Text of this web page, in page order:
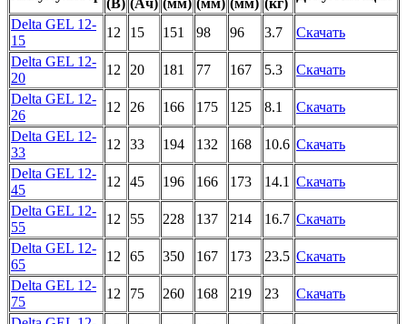
(В) (Ач) (мм) (мм) (мм) (кг)
Delta GEL 12-
15
12 15 151 98 96 3.7
Скачать
Delta GEL 12-
20
12 20 181 77 167 5.3
Скачать
Delta GEL 12-
26
12 26 166 175 125 8.1
Скачать
Delta GEL 12-
33
12 33 194 132 168 10.6 Скачать
Delta GEL 12-
45
12 45 196 166 173 14.1 Скачать
Delta GEL 12-
55
12 55 228 137 214 16.7 Скачать
Delta GEL 12-
65
12 65 350 167 173 23.5 Скачать
Delta GEL 12-
75
12 75 260 168 219 23
Скачать